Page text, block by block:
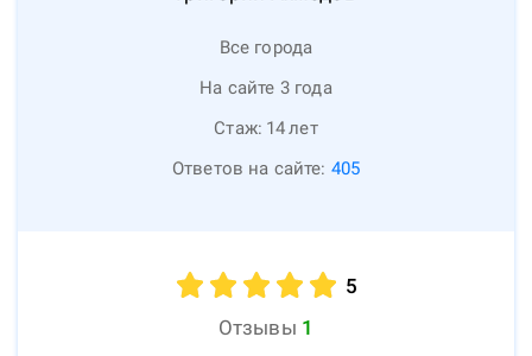
Все города
На сайте 3 года
Стаж: 14лет
Ответов на сайте: 405
5
Отзывы 1